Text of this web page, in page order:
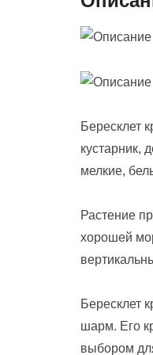
Бересклет
кустарник,
мелкие,
Растение
хорошей
Бересклет
шарм. Его
выбором